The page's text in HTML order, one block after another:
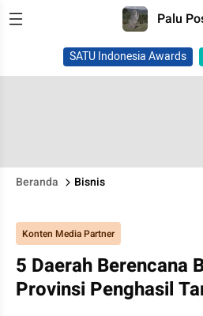
Palu
SATU Indonesia Awards
Beranda Bisnis
Konten Media Partner
5 Daerah Berencana
Provinsi Penghasil